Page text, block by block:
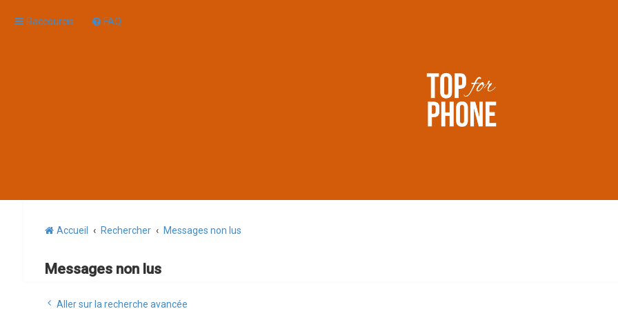
Raccourcis FAQ
Accueil Rechercher Messages non lus
Messages non lus
Aller sur la recherche avancée